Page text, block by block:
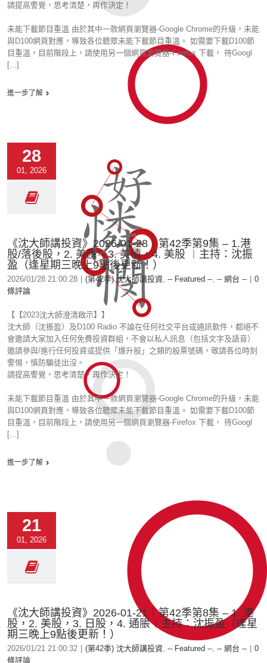
請提高警覺，思考清楚，再作決定！
未能下載節目重溫 由於其中一款網頁瀏覽器-Google Chrome的升級，未能
與D100網頁對應，導致各位聽眾未能下載節目重溫。 如需要下載D100節
目重溫，目前階段上，請使用另一個網頁瀏覽器-Firefox 下載， 待Googl
[...]
進一步了解
28
01, 2026
《沈大師講投資》2026-01-28︱第42季第9集 – 1.港
股/落後股，2. 美匯，3. 美債，4. 美股 ︱主持：沈振
盈（逢星期三晚上9點後更新！）
2026/01/28 21:00:28 (第42季) 沈大師講投資, -- Featured --, -- 網台 --
0
條評論
【【2023沈大師澄清啟示】】
沈大師（沈振盈）及D100 Radio 不論在任何社交平台或通訊軟件，都絕不
會邀請大家加入任何免費投資群組，不會以私人訊息（包括文字及語音）
邀請參與/進行任何投資或提供「爆升股」之類的股票號碼，敬請各位時刻
警惕，慎防騙徒出沒。
請提高警覺，思考清楚，再作決定！
未能下載節目重溫 由於其中一款網頁瀏覽器-Google Chrome的升級，未能
與D100網頁對應，導致各位聽眾未能下載節目重溫。 如需要下載D100節
目重溫，目前階段上，請使用另一個網頁瀏覽器-Firefox 下載， 待Googl
[...]
進一步了解
21
01, 2026
《沈大師講投資》2026-01-21︱第42季第8集 – 1. 港
股，2. 美股，3. 日股，4. 通脹︱主持：沈振盈（逢星
期三晚上9點後更新！）
2026/01/21 21:00:32 (第42季) 沈大師講投資, -- Featured --, -- 網台 --
0
條評論